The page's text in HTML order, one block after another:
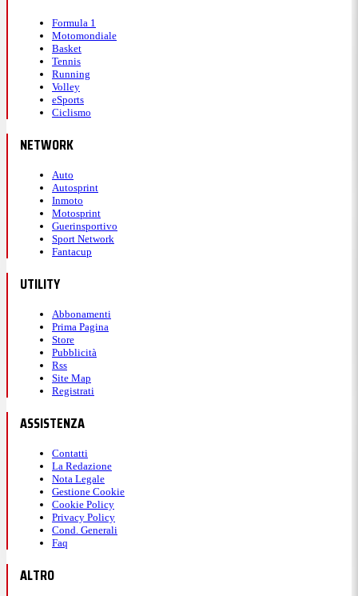
Formula 1
Motomondiale
Basket
Tennis
Running
Volley
eSports
Ciclismo
NETWORK
Auto
Autosprint
Inmoto
Motosprint
Guerinsportivo
Sport Network
Fantacup
UTILITY
Abbonamenti
Prima Pagina
Store
Pubblicità
Rss
Site Map
Registrati
ASSISTENZA
Contatti
La Redazione
Nota Legale
Gestione Cookie
Cookie Policy
Privacy Policy
Cond. Generali
Faq
ALTRO